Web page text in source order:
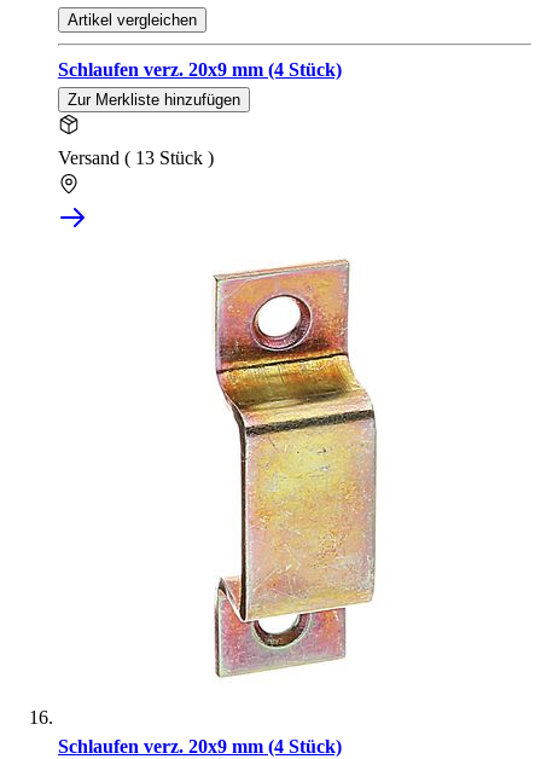
Artikel vergleichen
Schlaufen verz. 20x9 mm (4 Stück)
Zur Merkliste hinzufügen
Versand ( 13 Stück )
Schlaufen verz. 20x9 mm (4 Stück)